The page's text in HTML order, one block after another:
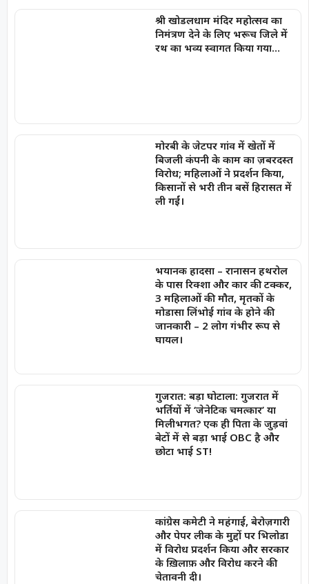
श्री खोडलधाम मंदिर महोत्सव का
निमंत्रण देने के लिए भरूच जिले में
रथ का भव्य स्वागत किया गया…
मोरबी के जेटपर गांव में खेतों में
बिजली कंपनी के काम का ज़बरदस्त
विरोध; महिलाओं ने प्रदर्शन किया,
किसानों से भरी तीन बसें हिरासत में
ली गईं।
भयानक हादसा – रानासन हथरोल
के पास रिक्शा और कार की टक्कर,
3 महिलाओं की मौत, मृतकों के
मोडासा लिंभोई गांव के होने की
जानकारी – 2 लोग गंभीर रूप से
घायल।
गुजरात: बड़ा घोटाला: गुजरात में
भर्तियों में ‘जेनेटिक चमत्कार’ या
मिलीभगत? एक ही पिता के जुड़वां
बेटों में से बड़ा भाई OBC है और
छोटा भाई ST!
कांग्रेस कमेटी ने महंगाई, बेरोज़गारी
और पेपर लीक के मुद्दों पर भिलोडा
में विरोध प्रदर्शन किया और सरकार
के ख़िलाफ़ और विरोध करने की
चेतावनी दी।